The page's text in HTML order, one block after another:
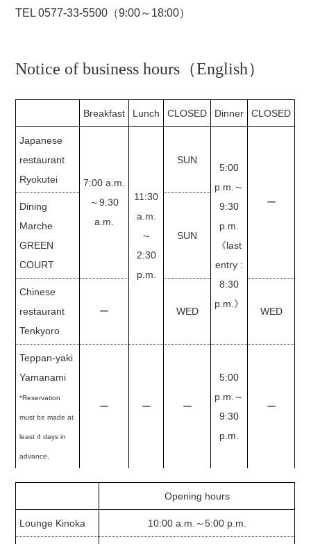
TEL 0577-33-5500（9:00～18:00）
Notice of business hours（English）
Breakfast Lunch CLOSED Dinner CLOSED
Japanese
restaurant
Ryokutei
7:00 a.m.
～9:30
a.m.
11:30
a.m.
～
2:30
p.m.
SUN
5:00
p.m.～
9:30
p.m.
《last
entry :
8:30
p.m.》
ー
Dining
Marche
GREEN
COURT
SUN
Chinese
restaurant
Tenkyoro
ー WED WED
Teppan-yaki
Yamanami
*Reservation
must be made at
least 4 days in
advance.
ー ー ー
5:00
p.m.～
9:30
p.m.
ー
Opening hours
Lounge Kinoka 10:00 a.m.～5:00 p.m.